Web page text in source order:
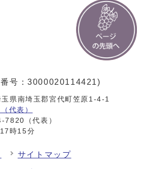
番号：3000020114421)
県南埼玉郡宮代町笠原1-4-1
代表）
7820（代表）
時15分
サイトマップ